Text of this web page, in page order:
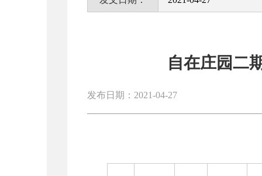
自在庄园二
发布日期：2021-04-27